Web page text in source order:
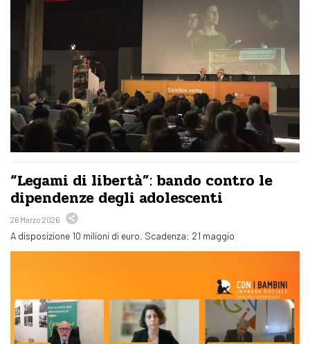
“Legami di libertà”: bando contro le
dipendenze degli adolescenti
26 Marzo 2026
A disposizione 10 milioni di euro. Scadenza: 21 maggio